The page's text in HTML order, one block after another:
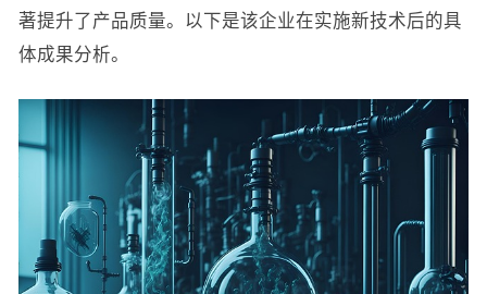
著提升了产品质量。以下是该企业在实施新技术后的具
体成果分析。